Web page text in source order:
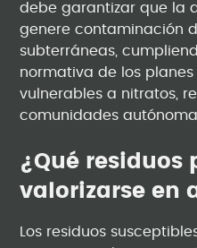
debe garantizar que la
genere contaminación
subterráneas,
normativa de los
vulnerables a nitratos,
comunidades
¿Qué residuos
valorizarse en
Los residuos